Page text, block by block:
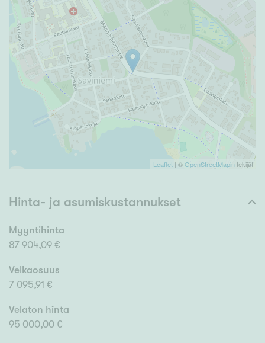
Leaflet | ©OpenStreetMapintekijät
Hinta- ja asumiskustannukset
Myyntihinta
87 904,09 €
Velkaosuus
7 095,91 €
Velaton hinta
95 000,00 €